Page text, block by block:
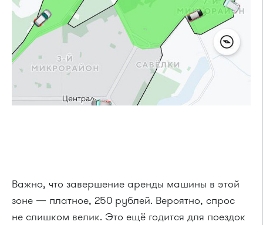
Важно, что завершение аренды машины в этой
зоне — платное, 250 рублей. Вероятно, спрос
не слишком велик. Это ещё годится для поездок